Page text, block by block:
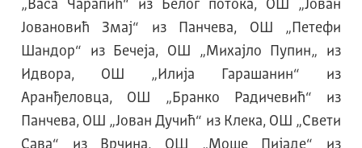
„Васа Чарапић“ из Белог потока, ОШ „Јован
Јовановић Змај“ из Панчева, ОШ „Петефи
Шандор“ из Бечеја, ОШ „Михајло Пупин„ из
Идвора, ОШ „Илија Гарашанин“ из
Аранђеловца, ОШ „Бранко Радичевић“ из
Панчева, ОШ „Јован Дучић“ из Клека, ОШ „Свети
Сава“ из Врчина, ОШ „Моше Пијаде“ из